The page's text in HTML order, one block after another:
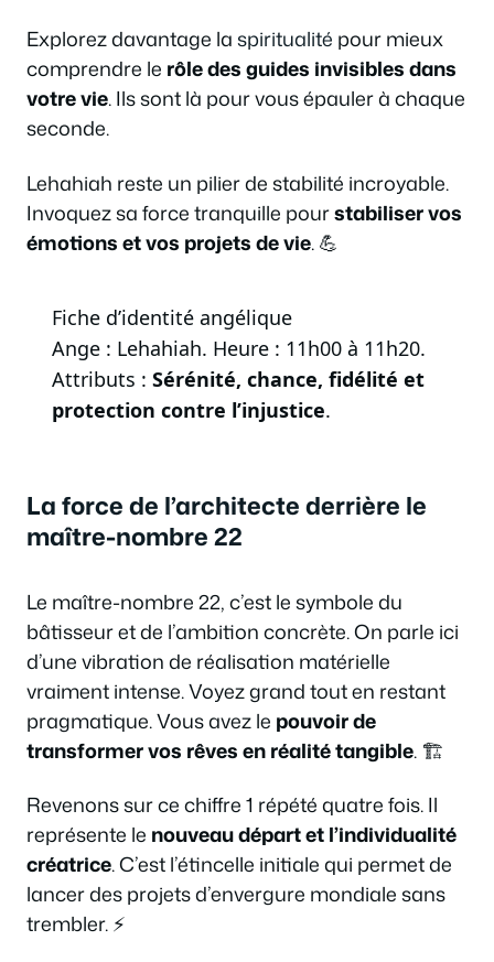
Explorez davantage laspiritualité pour mieux
comprendre le rôle des guides invisibles dans
votre vie. Ils sont là pour vous épauler à chaque
seconde.
Lehahiah reste un pilier de stabilité incroyable.
Invoquez sa force tranquille pourstabiliser vos
émotions et vos projets de vie. 💪
Fiche d’identité angélique
Ange : Lehahiah. Heure : 11h00 à 11h20.
Attributs : Sérénité, chance, fidélité et
protection contre l’injustice.
La force de l’architecte derrière le
maître-nombre 22
Le maître-nombre 22, c’est le symbole du
bâtisseur et de l’ambition concrète. On parle ici
d’une vibration de réalisation matérielle
vraiment intense. Voyez grand tout en restant
pragmatique. Vous avez le pouvoir de
transformer vos rêves en réalité tangible. 🏗️
Revenons sur ce chiffre 1 répété quatre fois. Il
représente le nouveau départ et l’individualité
créatrice. C’est l’étincelle initiale qui permet de
lancer des projets d’envergure mondiale sans
trembler. ⚡